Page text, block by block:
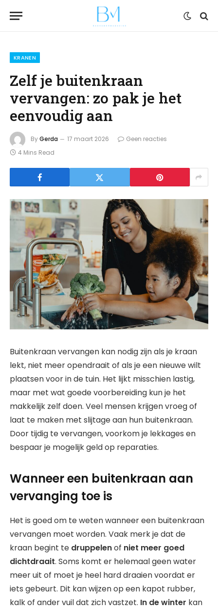
KRANEN
Zelf je buitenkraan
vervangen: zo pak je het
eenvoudig aan
ByGerda 17 maart 2026
Geen reacties
4 Mins Read
Buitenkraan vervangen kan nodig zijn als je kraan
lekt, niet meer opendraait of als je een nieuwe wilt
plaatsen voor in de tuin. Het lijkt misschien lastig,
maar met wat goede voorbereiding kun je het
makkelijk zelf doen. Veel mensen krijgen vroeg of
laat te maken met slijtage aan hun buitenkraan.
Door tijdig te vervangen, voorkom je lekkages en
bespaar je mogelijk geld op reparaties.
Wanneer een buitenkraan aan
vervanging toe is
Het is goed om te weten wanneer een buitenkraan
vervangen moet worden. Vaak merk je dat de
kraan begint te druppelenof niet meer goed
dichtdraait. Soms komt er helemaal geen water
meer uit of moet je heel hard draaien voordat er
iets gebeurt. Dit kan wijzen op een kapot rubber,
kalk of ander vuil dat zich vastzet. In de winter kan